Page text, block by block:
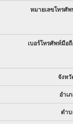
หมายเลขโทรศัพ
เบอร์โทรศัพท์มือ
จังหวั
อำเ
ตำบ